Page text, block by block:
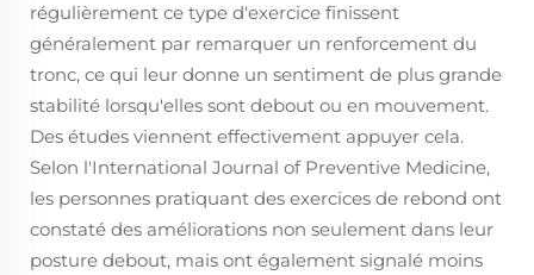
régulièrement ce type d'exercice finissent
généralement par remarquer un renforcement du
tronc, ce qui leur donne un sentiment de plus grande
stabilité lorsqu'elles sont debout ou en mouvement.
Des études viennent effectivement appuyer cela.
Selon l'International Journal of Preventive Medicine,
les personnes pratiquant des exercices de rebond ont
constaté des améliorations non seulement dans leur
posture debout, mais ont également signalé moins